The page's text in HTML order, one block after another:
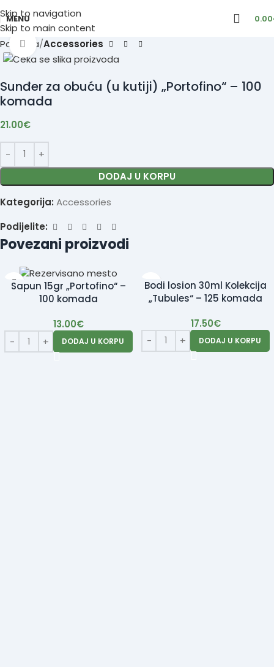
Skip to navigation
Skip to main content
MENU 0.00
Početna Accessories
Click to enlarge
Sunđer za obuću (u kutiji) „Portofino“ – 100
komada
21.00€
DODAJ U KORPU
Kategorija: Accessories
Podijelite:
Povezani proizvodi
Sapun 15gr „Portofino“ –
100 komada
13.00€
DODAJ U KORPU
Bodi losion 30ml Kolekcija
„Tubules“ – 125 komada
17.50€
DODAJ U KORPU